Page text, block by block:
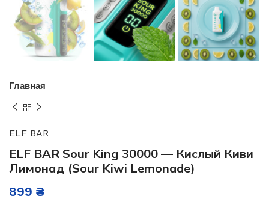
Главная
ELF BAR
ELF BAR Sour King 30000 — Кислый Киви
Лимонад (Sour Kiwi Lemonade)
899 ₴